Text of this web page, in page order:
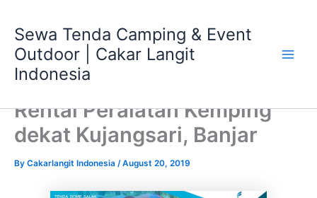
content
Sewa Tenda Camping & Event
Outdoor | Cakar Langit
Indonesia
Rental Peralatan Kemping
dekat Kujangsari, Banjar
By Cakarlangit Indonesia /August 20, 2019